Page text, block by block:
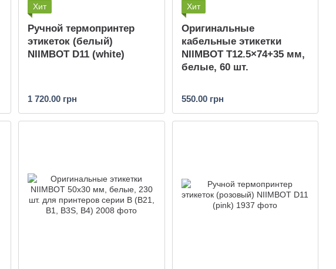
Хит
Ручной термопринтер
этикеток (белый)
NIIMBOT D11 (white)
1 720.00 грн
Хит
Оригинальные
кабельные этикетки
NIIMBOT T12.5×74+35 мм,
белые, 60 шт.
550.00 грн